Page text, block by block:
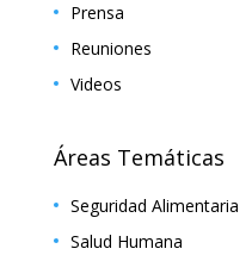
Prensa
Reuniones
Videos
Áreas Temáticas
Seguridad Alimentaria
Salud Humana